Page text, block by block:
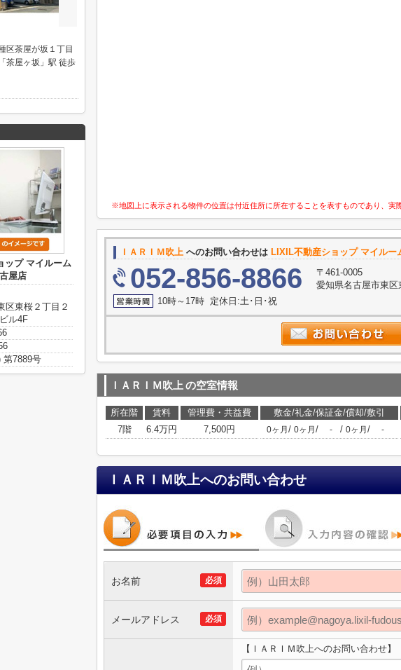
※地図上に表示される物件の位置は付近住所に所在することを表すものであり、実
ＩＡＲＩＭ吹上 へのお問い合わせは LIXIL不動産ショップ マイルー
052-856-8866
〒461-0005
愛知県名古屋市東
10時～17時 定休日:土･日･祝
ＩＡＲＩＭ吹上 の空室情報
所在階 賃料 管理費・共益費 敷金/礼金/保証金/償却/敷引
7階
6.4万円 7,500円 0ヶ月 / 0ヶ月 / - / 0ヶ月 / -
ＩＡＲＩＭ吹上へのお問い合わせ
必須
お名前
必須
メールアドレス
【ＩＡＲＩＭ吹上へのお問い合わせ】
区茶屋が坂１丁目
茶屋ヶ坂」駅 徒歩
ップ マイルーム
屋店
区東桜２丁目２
ル4F
第7889号